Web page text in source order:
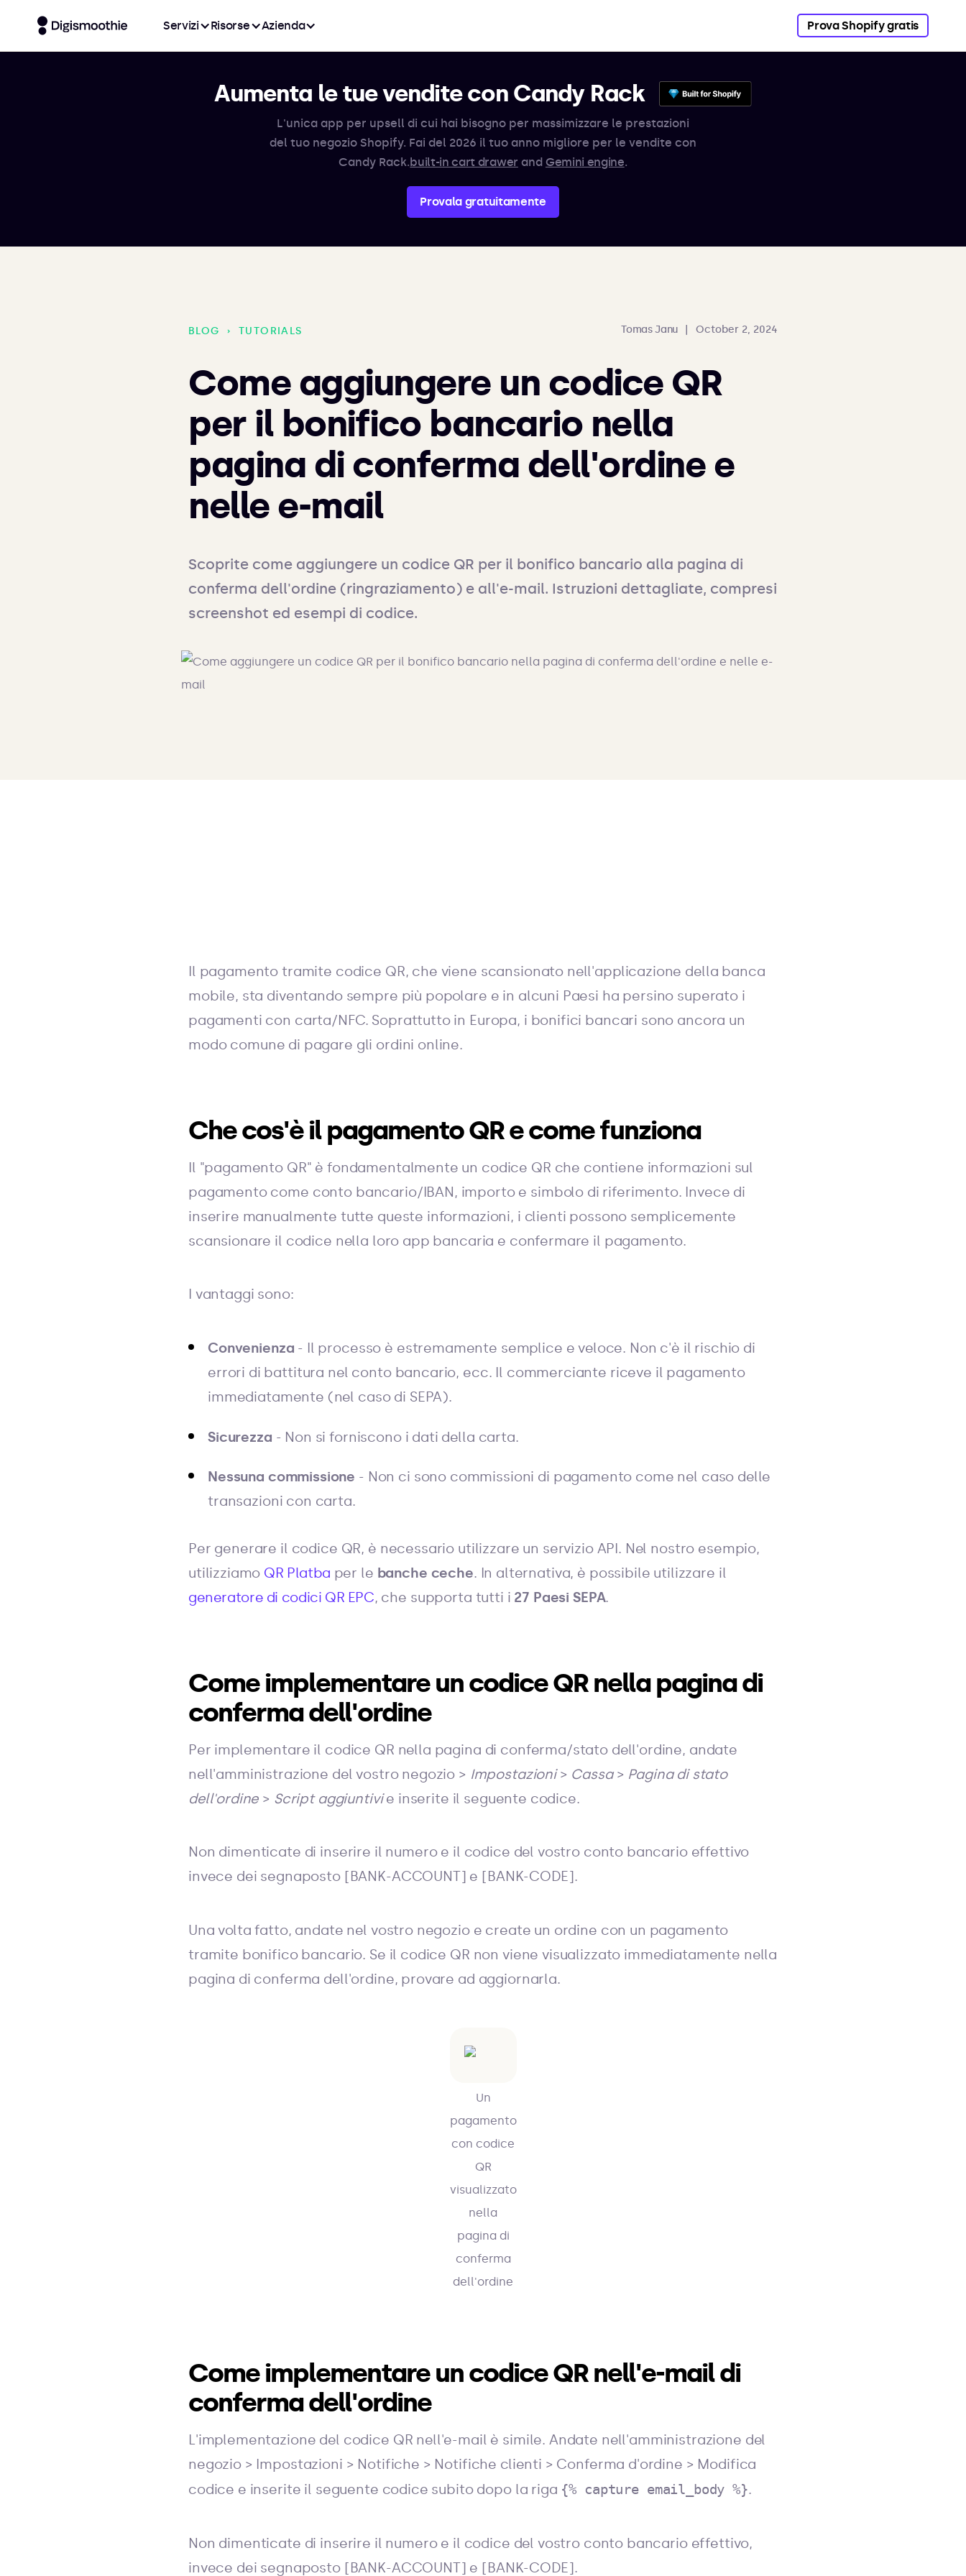
Servizi Risorse Azienda Prova Shopify gratis
Aumenta le tue vendite con Candy Rack
L'unica app per upsell di cui hai bisogno per massimizzare le prestazioni
del tuo negozio Shopify. Fai del 2026 il tuo anno migliore per le vendite con
Candy Rack.built-in cart drawer and Gemini engine.
Provala gratuitamente
BLOG › TUTORIALS Tomas Janu October 2, 2024
Come aggiungere un codice QR
per il bonifico bancario nella
pagina di conferma dell'ordine e
nelle e-mail
Scoprite come aggiungere un codice QR per il bonifico bancario alla pagina di
conferma dell'ordine (ringraziamento) e all'e-mail. Istruzioni dettagliate, compresi
screenshot ed esempi di codice.
Il pagamento tramite codice QR, che viene scansionato nell'applicazione della banca
mobile, sta diventando sempre più popolare e in alcuni Paesi ha persino superato i
pagamenti con carta/NFC. Soprattutto in Europa, i bonifici bancari sono ancora un
modo comune di pagare gli ordini online.
Che cos'è il pagamento QR e come funziona
Il "pagamento QR" è fondamentalmente un codice QR che contiene informazioni sul
pagamento come conto bancario/IBAN, importo e simbolo di riferimento. Invece di
inserire manualmente tutte queste informazioni, i clienti possono semplicemente
scansionare il codice nella loro app bancaria e confermare il pagamento.
I vantaggi sono:
Convenienza - Il processo è estremamente semplice e veloce. Non c'è il rischio di
errori di battitura nel conto bancario, ecc. Il commerciante riceve il pagamento
immediatamente (nel caso di SEPA).
Sicurezza - Non si forniscono i dati della carta.
Nessuna commissione - Non ci sono commissioni di pagamento come nel caso delle
transazioni con carta.
Per generare il codice QR, è necessario utilizzare un servizio API. Nel nostro esempio,
utilizziamo QR Platba per le banche ceche. In alternativa, è possibile utilizzare il
generatore di codici QR EPC, che supporta tutti i 27 Paesi SEPA.
Come implementare un codice QR nella pagina di
conferma dell'ordine
Per implementare il codice QR nella pagina di conferma/stato dell'ordine, andate
nell'amministrazione del vostro negozio > Impostazioni> Cassa> Pagina di stato
dell'ordine > Script aggiuntivie inserite il seguente codice.
Non dimenticate di inserire il numero e il codice del vostro conto bancario effettivo
invece dei segnaposto [BANK-ACCOUNT] e [BANK-CODE].
Una volta fatto, andate nel vostro negozio e create un ordine con un pagamento
tramite bonifico bancario. Se il codice QR non viene visualizzato immediatamente nella
pagina di conferma dell'ordine, provare ad aggiornarla.
Un
pagamento
con codice
QR
visualizzato
nella
pagina di
conferma
dell'ordine
Come implementare un codice QR nell'e-mail di
conferma dell'ordine
L'implementazione del codice QR nell'e-mail è simile. Andate nell'amministrazione del
negozio > Impostazioni > Notifiche > Notifiche clienti > Conferma d'ordine > Modifica
codice e inserite il seguente codice subito dopo la riga {% capture email_body %}.
Non dimenticate di inserire il numero e il codice del vostro conto bancario effettivo,
invece dei segnaposto [BANK-ACCOUNT] e [BANK-CODE].